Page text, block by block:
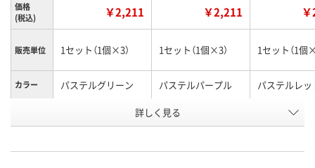
価格
(税込)
￥2,211 ￥2,211
販売単位 1セット（1個×3） 1セット（1個×3） 1セット（1個
カラー パステルグリーン パステルパープル パステルレッ
AHN8750 AHN9961
詳しく見る